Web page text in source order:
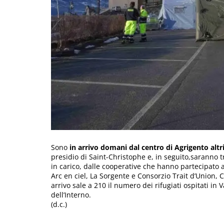
Sono in arrivo domani dal centro di Agrigento
presidio di Saint-Christophe e, in
in carico, dalle cooperative che hanno partecipato
Arc en ciel, La Sorgente e Consorzio Trait
arrivo sale a 210 il numero dei rifugiati ospitati in
dell’Interno.
(d.c.)